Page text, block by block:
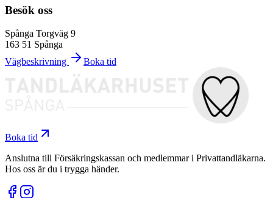
Besök oss
Spånga Torgväg 9
163 51 Spånga
Vägbeskrivning
Boka tid
Boka tid
Anslutna till Försäkringskassan och medlemmar i Privattandläkarna.
Hos oss är du i trygga händer.